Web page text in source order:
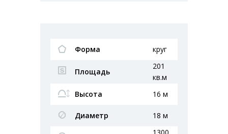
Форма круг
Площадь
201
кв.м
Высота
16 м
Диаметр 18 м